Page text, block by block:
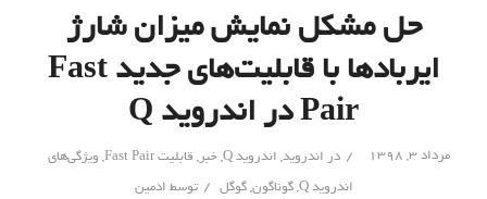
حل مشکل نمایش میزان شارژ
ایربادها با قابلیت‌های جدید Fast
Pair در اندروید Q
مرداد ۳, ۱۳۹۸ / در اندروید, اندروید Q ,خبر, قابلیت Fast Pair , ویژگی‌های
اندروید Q ,گوناگون,گوگل / توسط ادمین